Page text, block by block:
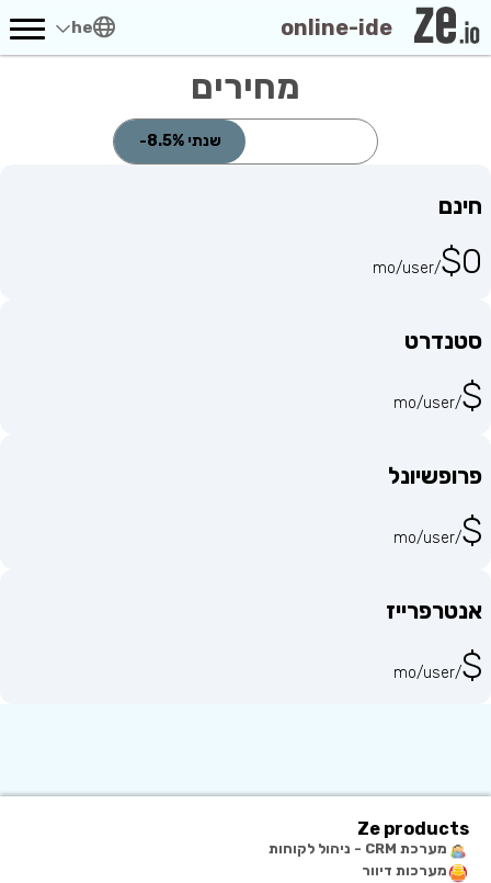
online-ide
he
מחירים
שנתי-8.5%
חינם
$0
/mo/user
סטנדרט
$
/mo/user
פרופשיונל
$
/mo/user
אנטרפרייז
$
/mo/user
Ze products
מערכת CRM - ניהול לקוחות
מערכות דיוור